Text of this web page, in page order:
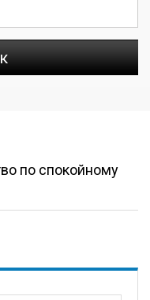
по спокойному